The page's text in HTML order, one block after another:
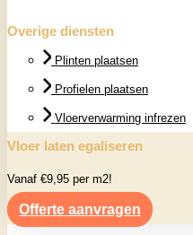
Overige diensten
Plinten plaatsen
Profielen plaatsen
Vloerverwarming infrezen
Vloer laten egaliseren
Vanaf €9,95 per m2!
Offerte aanvragen